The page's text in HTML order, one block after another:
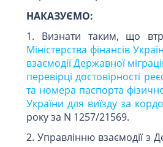
НАКАЗУЄМО:
1. Визнати таким, що
Міністерства фінансів
взаємодії Державної
перевірці достовірності
та номера паспорта
України для виїзду за
року за N 1257/21569.
2. Управлінню взаємодії з